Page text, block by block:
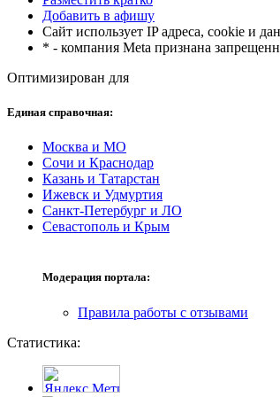
Добавить в афишу
Сайт использует IP адреса, cookie и
* - компания Meta признана
Оптимизирован для
Единая справочная:
Москва и МО
Сочи и Краснодар
Казань и Татарстан
Ижевск и Удмуртия
Санкт-Петербург и ЛО
Севастополь и Крым
Модерация портала:
Правила работы с отзывами
Статистика: